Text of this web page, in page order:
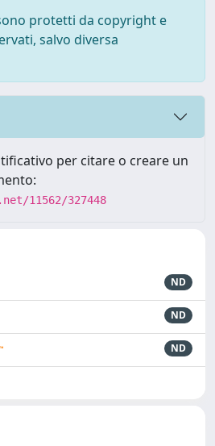
protetti da copyright e
salvo diversa
per citare o creare un
11562/327448
ND
ND
ND